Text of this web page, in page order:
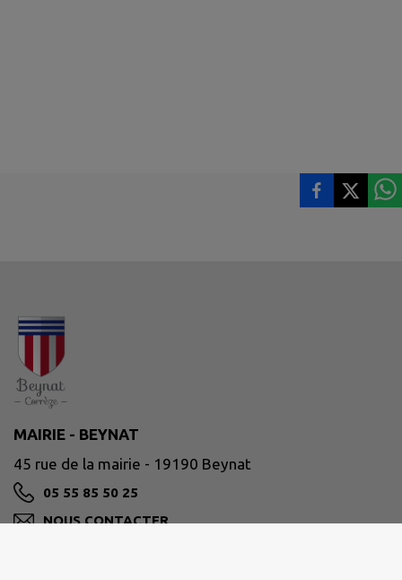
MAIRIE - BEYNAT
45 rue de la mairie - 19190 Beynat
05 55 85 50 25
NOUS CONTACTER